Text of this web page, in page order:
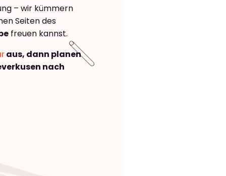
– wir kümmern
Seiten des
freuen kannst.
aus, dann planen
nach